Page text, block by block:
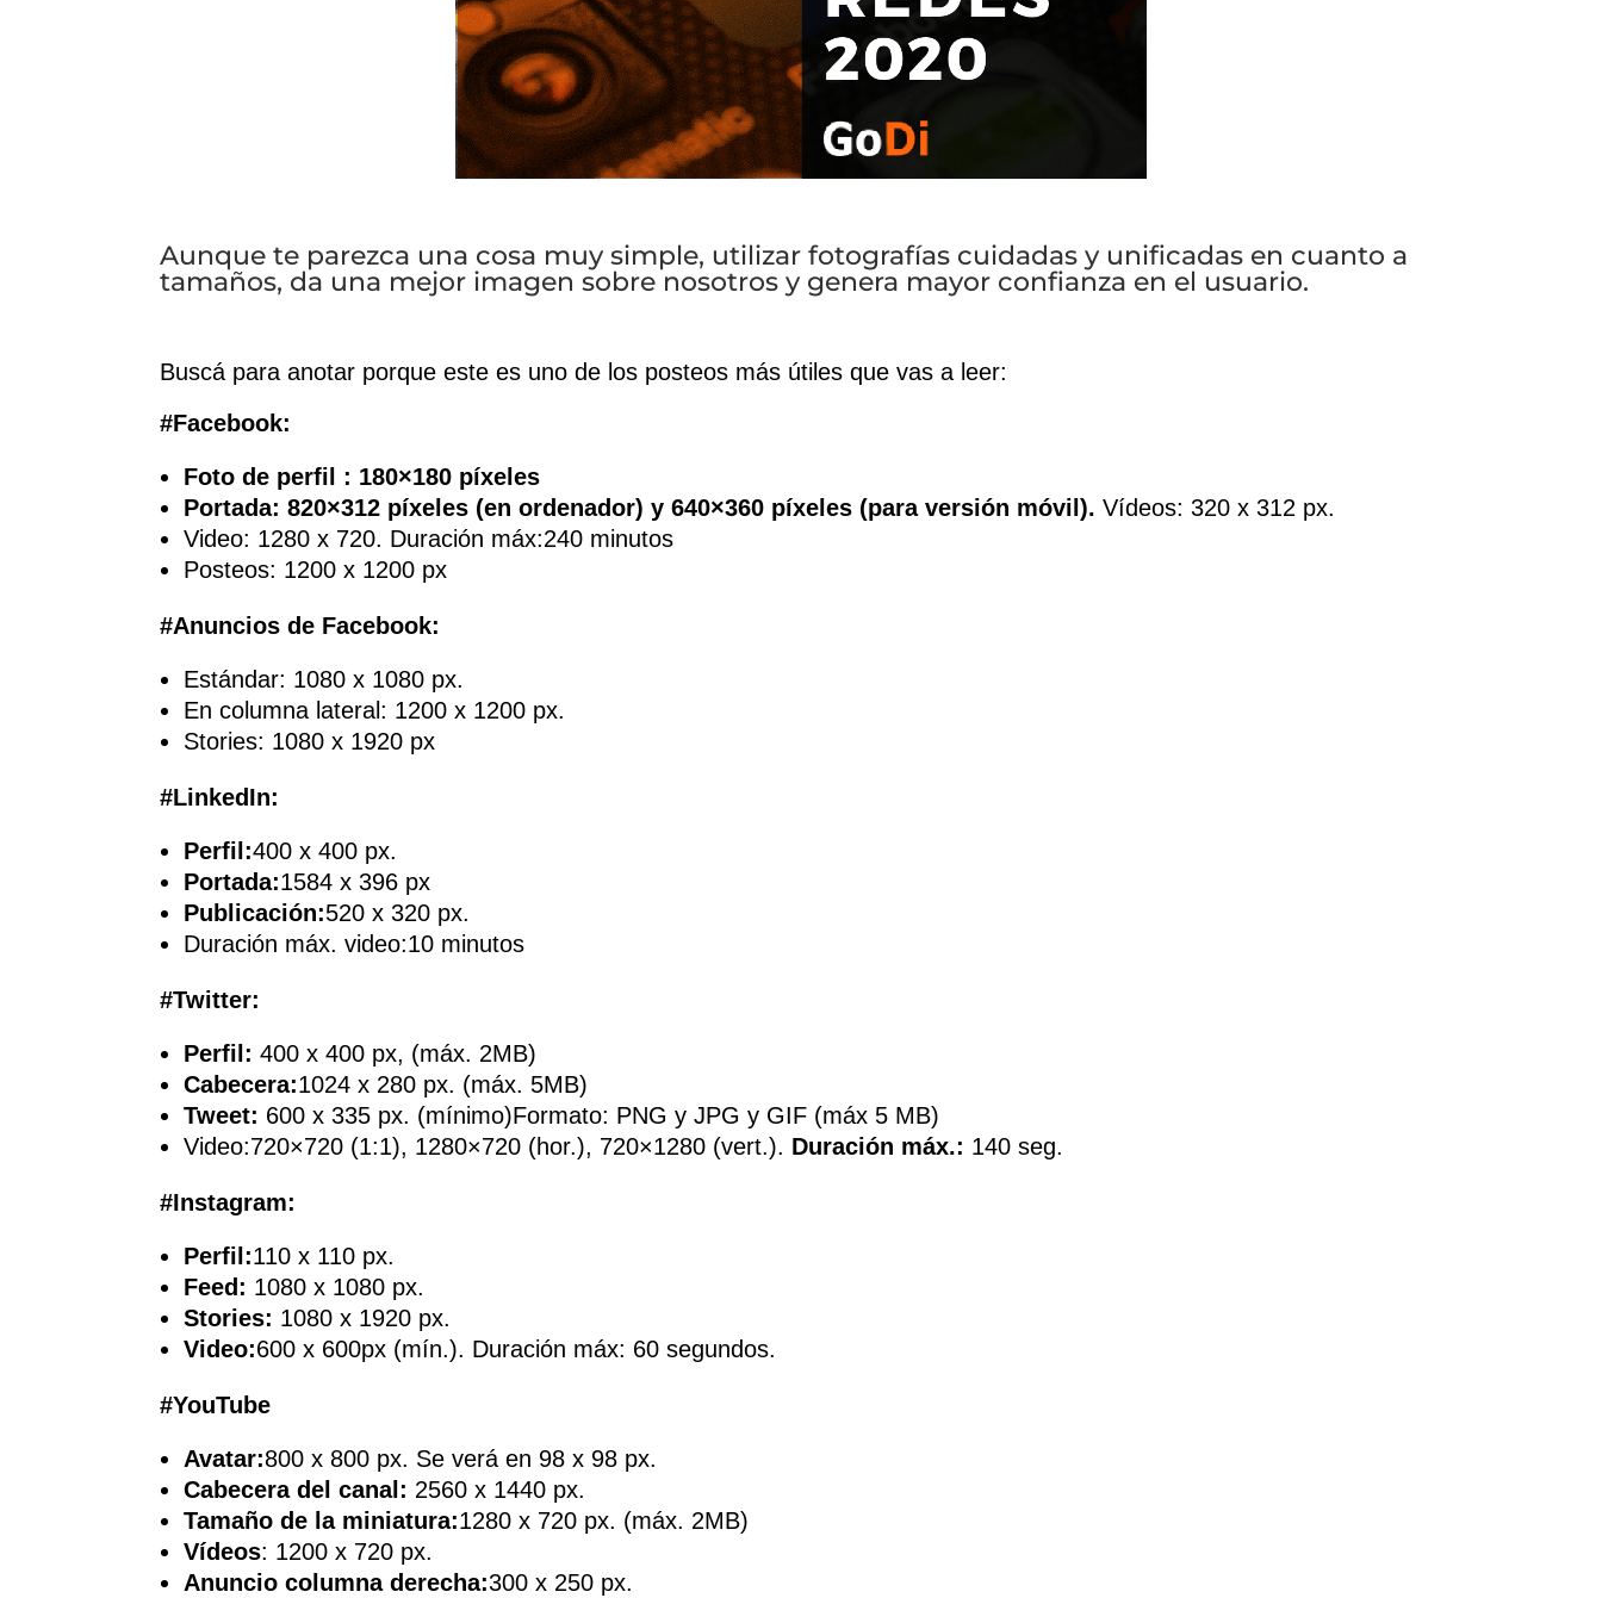
Aunque te parezca una cosa muy simple, utilizar fotografías cuidadas y unificadas en cuanto a
tamaños, da una mejor imagen sobre nosotros y genera mayor confianza en el usuario.
Buscá para anotar porque este es uno de los posteos más útiles que vas a leer:
#Facebook:
Foto de perfil : 180×180 píxeles
Portada:820×312 píxeles (en ordenador) y 640×360 píxeles (para versión móvil).Vídeos: 320 x 312 px.
Video: 1280 x 720. Duración máx:240 minutos
Posteos: 1200 x 1200 px
#Anuncios de Facebook:
Estándar: 1080 x 1080 px.
En columna lateral: 1200 x 1200 px.
Stories: 1080 x 1920 px
#LinkedIn:
Perfil:400 x 400 px.
Portada:1584 x 396 px
Publicación:520 x 320 px.
Duración máx. video:10 minutos
#Twitter:
Perfil:400 x 400 px, (máx. 2MB)
Cabecera:1024 x 280 px. (máx. 5MB)
Tweet: 600 x 335 px. (mínimo)Formato: PNG y JPG y GIF (máx 5 MB)
Video:720×720 (1:1), 1280×720 (hor.), 720×1280 (vert.). Duración máx.: 140 seg.
#Instagram:
Perfil:110 x 110 px.
Feed: 1080 x 1080 px.
Stories: 1080 x 1920 px.
Video:600 x 600px (mín.). Duración máx: 60 segundos.
#YouTube
Avatar:800 x 800 px. Se verá en 98 x 98 px.
Cabecera del canal: 2560 x 1440 px.
Tamaño de la miniatura:1280 x 720 px. (máx. 2MB)
Vídeos: 1200 x 720 px.
Anuncio columna derecha:300 x 250 px.